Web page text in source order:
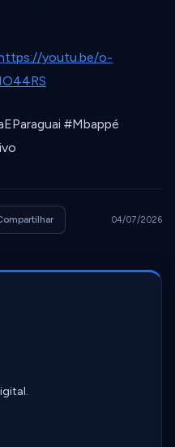
youtu.be/o-
#Mbappé
04/07/2026